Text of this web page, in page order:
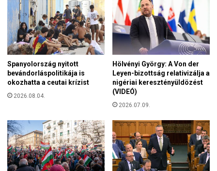
é
l
e
s
í
t
e
t
t
„
S
o
r
o
Spanyolország nyitott
bevándorláspolitikája is
okozhatta a ceutai krízist
2026.08.04.
Hölvényi György: A Von der
Leyen-bizottság relativizálja a
nigériai keresztényüldözést
(VIDEÓ)
2026.07.09.